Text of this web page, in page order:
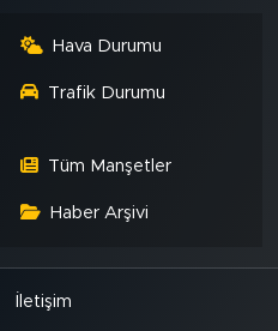
Hava Durumu
Trafik Durumu
Tüm Manşetler
Haber Arşivi
İletişim